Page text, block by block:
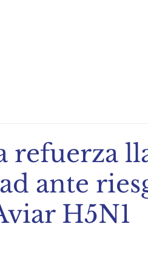
refuerza
ante
H5N1